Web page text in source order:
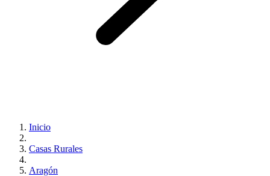
Inicio
Casas Rurales
Aragón